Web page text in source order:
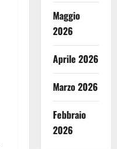
Maggio
2026
Aprile 2026
Marzo 2026
Febbraio
2026